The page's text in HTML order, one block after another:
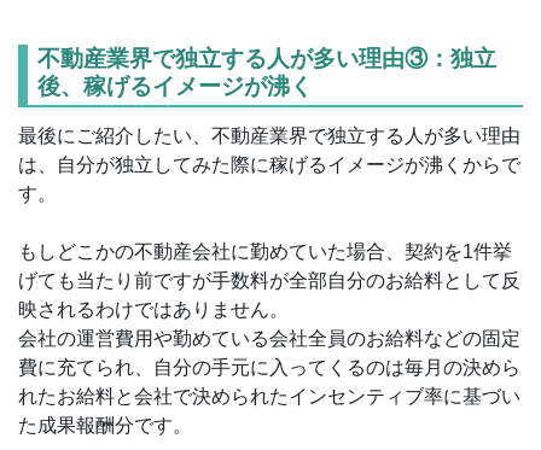
不動産業界で独立する人が多い理由③：独立
後、稼げるイメージが沸く
最後にご紹介したい、不動産業界で独立する人が多い理由
は、自分が独立してみた際に稼げるイメージが沸くからで
す。
もしどこかの不動産会社に勤めていた場合、契約を1件挙
げても当たり前ですが手数料が全部自分のお給料として反
映されるわけではありません。
会社の運営費用や勤めている会社全員のお給料などの固定
費に充てられ、自分の手元に入ってくるのは毎月の決めら
れたお給料と会社で決められたインセンティブ率に基づい
た成果報酬分です。